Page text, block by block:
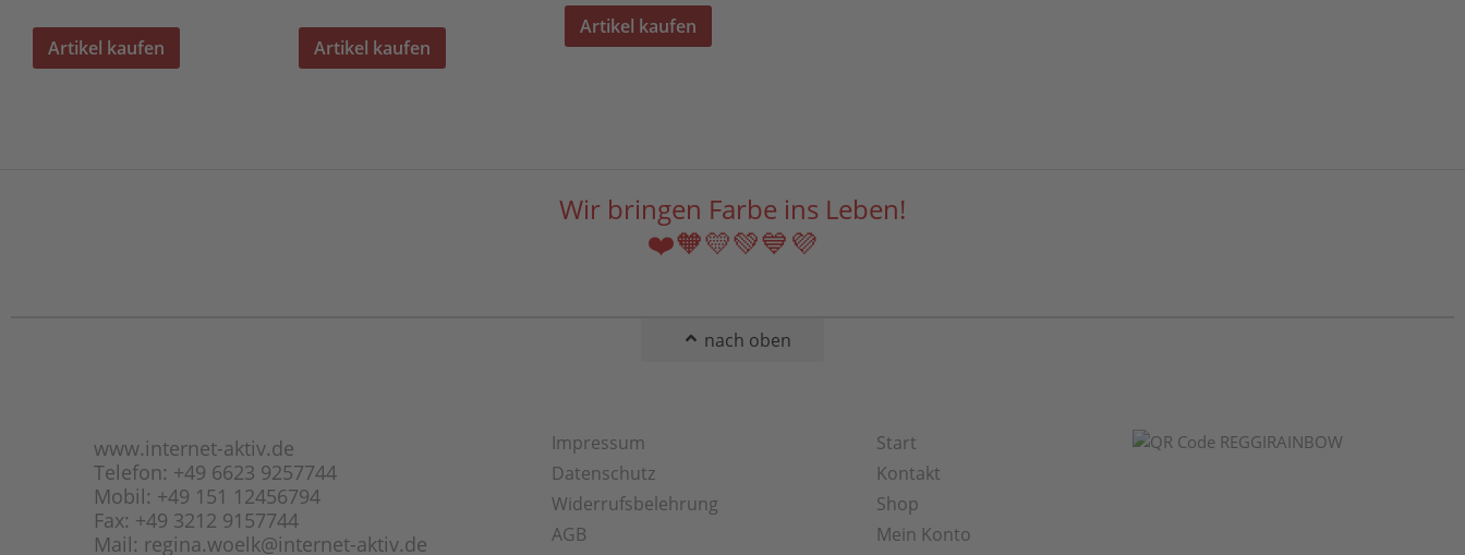
Artikel kaufen Artikel kaufen
Artikel kaufen
Wir bringen Farbe ins Leben!
❤️🧡💛💚💙💜
nach oben
www.internet-aktiv.de
Telefon: +49 6623 9257744
Mobil: +49 151 12456794
Fax: +49 3212 9157744
Mail: regina.woelk@internet-aktiv.de
Impressum
Datenschutz
Widerrufsbelehrung
AGB
Start
Kontakt
Shop
Mein Konto